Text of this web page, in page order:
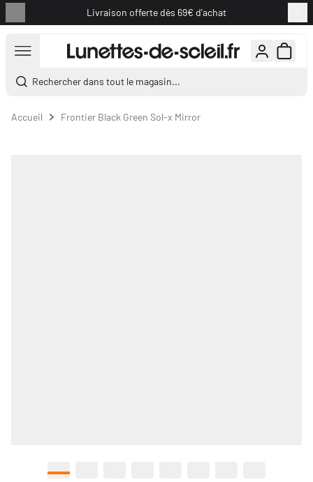
Livraison offerte dès 69€ d'achat
Rechercher dans tout le magasin...
Accueil Frontier Black Green Sol-x Mirror